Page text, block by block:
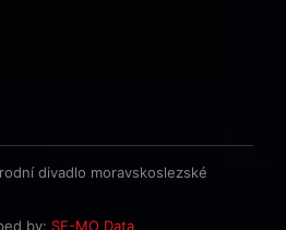
divadlo moravskoslezské
by: SE-MO Data